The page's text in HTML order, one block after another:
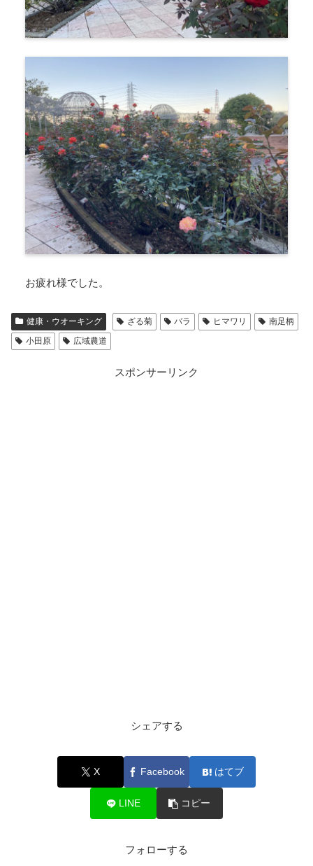
お疲れ様でした。
健康・ウオーキング ざる菊 バラ ヒマワリ
南足柄
小田原
広域農道
スポンサーリンク
シェアする
X Facebook はてブ
LINE コピー
フォローする